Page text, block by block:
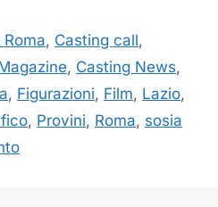
, Casting call,
, Casting News,
, Figurazioni, Film, Lazio,
, Provini, Roma, sosia